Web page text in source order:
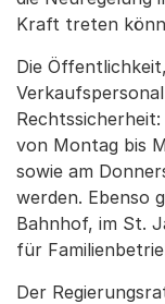
Kraft treten
Die
von Montag bis
sowie am
werden. Ebenso
Bahnhof, im St.
für
Der